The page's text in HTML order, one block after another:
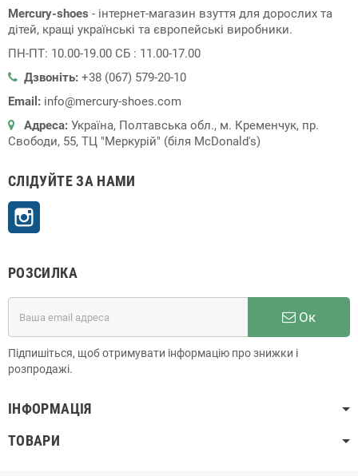
Mercury-shoes - інтернет-магазин взуття для дорослих та
дітей, кращі українські та європейські виробники.
ПН-ПТ: 10.00-19.00 СБ : 11.00-17.00
Дзвоніть: +38 (067) 579-20-10
Email: info@mercury-shoes.com
Адреса: Україна, Полтавська обл., м. Кременчук, пр.
Свободи, 55, ТЦ "Меркурій" (біля McDonald's)
СЛІДУЙТЕ ЗА НАМИ
РОЗСИЛКА
Ок
Підпишіться, щоб отримувати інформацію про знижки і
розпродажі.
ІНФОРМАЦІЯ
ТОВАРИ